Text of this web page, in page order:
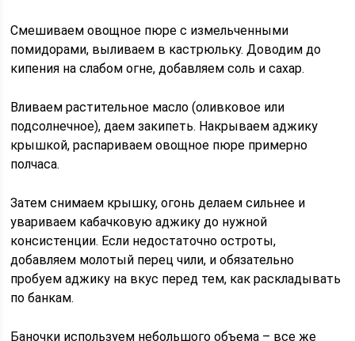
Смешиваем овощное пюре с измельченными
помидорами, выливаем в кастрюльку. Доводим до
кипения на слабом огне, добавляем соль и сахар.
Вливаем растительное масло (оливковое или
подсолнечное), даем закипеть. Накрываем аджику
крышкой, распариваем овощное пюре примерно
полчаса.
Затем снимаем крышку, огонь делаем сильнее и
увариваем кабачковую аджику до нужной
консистенции. Если недостаточно остроты,
добавляем молотый перец чили, и обязательно
пробуем аджику на вкус перед тем, как раскладывать
по банкам.
Баночки используем небольшого объема – все же